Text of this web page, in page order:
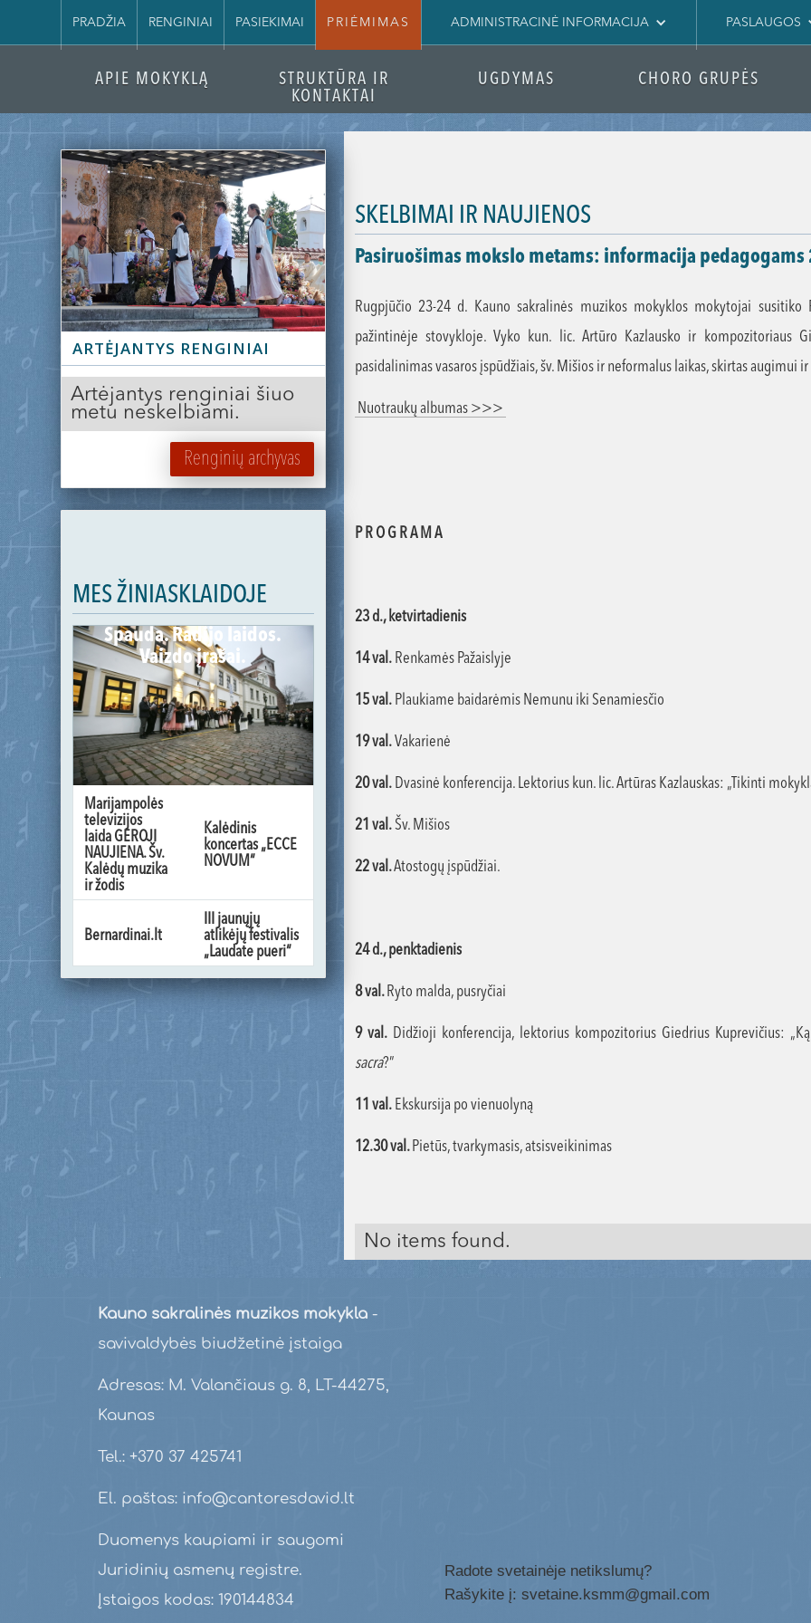
PRADŽIA RENGINIAI PASIEKIMAI PRIĖMIMAS ADMINISTRACINĖ INFORMACIJA PASLAUGOS
APIE MOKYKLĄ
STRUKTŪRA IR
KONTAKTAI
UGDYMAS CHORO GRUPĖS
ARTĖJANTYS RENGINIAI
Artėjantys renginiai šiuo
metu neskelbiami.
Renginių archyvas
MES ŽINIASKLAIDOJE
Spauda. Radijo laidos.
Vaizdo įrašai.
Marijampolės
televizijos
laida GEROJI
NAUJIENA. Šv.
Kalėdų muzika
ir žodis
Kalėdinis
koncertas „ECCE
NOVUM“
Bernardinai.lt
III jaunųjų
atlikėjų festivalis
„Laudate pueri“
SKELBIMAI IR NAUJIENOS
Pasiruošimas mokslo metams: informacija pedagogams
Rugpjūčio 23-24 d. Kauno sakralinės muzikos mokyklos mokytojai
pažintinėje stovykloje. Vyko kun. lic. Artūro Kazlausko ir kompozitoriaus
pasidalinimas vasaros įspūdžiais, šv. Mišios ir neformalus laikas, skirtas augimui
Nuotraukų albumas >>>
P R O G R A M A
23 d., ketvirtadienis
14 val.Renkamės Pažaislyje
15 val.Plaukiame baidarėmis Nemunu iki Senamiesčio
19 val.Vakarienė
20 val.Dvasinė konferencija. Lektorius kun. lic. Artūras Kazlauskas: „Tikinti
21 val.Šv. Mišios
22 val.Atostogų įspūdžiai.
24 d., penktadienis
8 val. Ryto malda, pusryčiai
9 val.Didžioji konferencija, lektorius kompozitorius Giedrius Kuprevičius:
sacra?”
11 val.Ekskursija po vienuolyną
12.30 val. Pietūs, tvarkymasis, atsisveikinimas
No items found.
Kauno sakralinės muzikos mokykla-
savivaldybės biudžetinė įstaiga
Adresas: M. Valančiaus g. 8, LT-44275,
Kaunas
Tel.: +370 37 425741
El. paštas: info@cantoresdavid.lt
Duomenys kaupiami ir saugomi
Juridinių asmenų registre.
Įstaigos kodas: 190144834
Radote svetainėje netikslumų?
Rašykite į: svetaine.ksmm@gmail.com